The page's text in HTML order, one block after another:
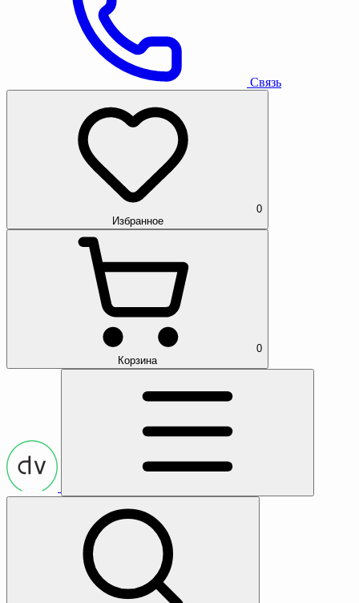
Связь
0
Избранное
0
Корзина